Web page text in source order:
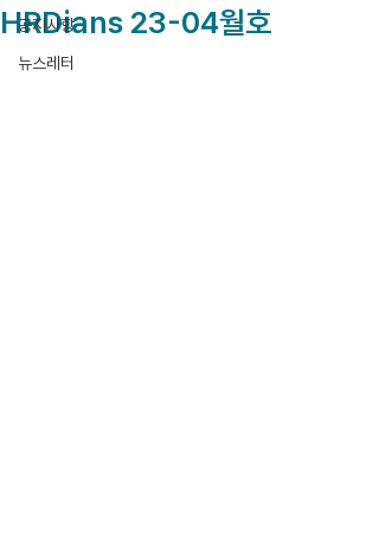
공지사항
뉴스레터
HRDians 23-04월호